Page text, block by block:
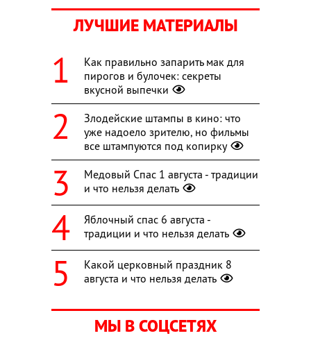
ЛУЧШИЕ МАТЕРИАЛЫ
Как правильно запарить мак для
пирогов и булочек: секреты
вкусной выпечки
Злодейские штампы в кино: что
уже надоело зрителю, но фильмы
все штампуются под копирку
Медовый Спас 1 августа - традиции
и что нельзя делать
Яблочный спас 6 августа -
традиции и что нельзя делать
Какой церковный праздник 8
августа и что нельзя делать
МЫ В СОЦСЕТЯХ